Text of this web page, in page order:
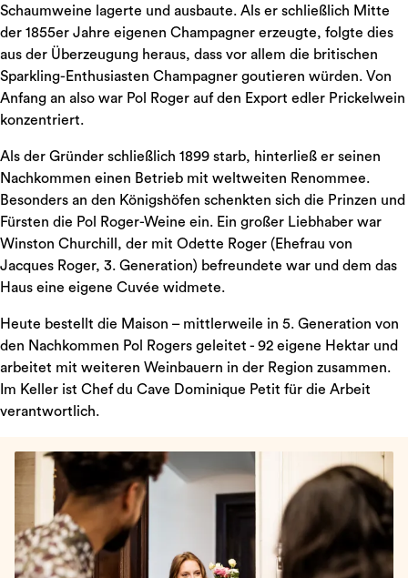
Schaumweine lagerte und ausbaute. Als er schließlich Mitte
der 1855er Jahre eigenen Champagner erzeugte, folgte dies
aus der Überzeugung heraus, dass vor allem die britischen
Sparkling-Enthusiasten Champagner goutieren würden. Von
Anfang an also war Pol Roger auf den Export edler Prickelwein
konzentriert.
Als der Gründer schließlich 1899 starb, hinterließ er seinen
Nachkommen einen Betrieb mit weltweiten Renommee.
Besonders an den Königshöfen schenkten sich die Prinzen und
Fürsten die Pol Roger-Weine ein. Ein großer Liebhaber war
Winston Churchill, der mit Odette Roger (Ehefrau von
Jacques Roger, 3. Generation) befreundete war und dem das
Haus eine eigene Cuvée widmete.
Heute bestellt die Maison – mittlerweile in 5. Generation von
den Nachkommen Pol Rogers geleitet - 92 eigene Hektar und
arbeitet mit weiteren Weinbauern in der Region zusammen.
Im Keller ist Chef du Cave Dominique Petit für die Arbeit
verantwortlich.